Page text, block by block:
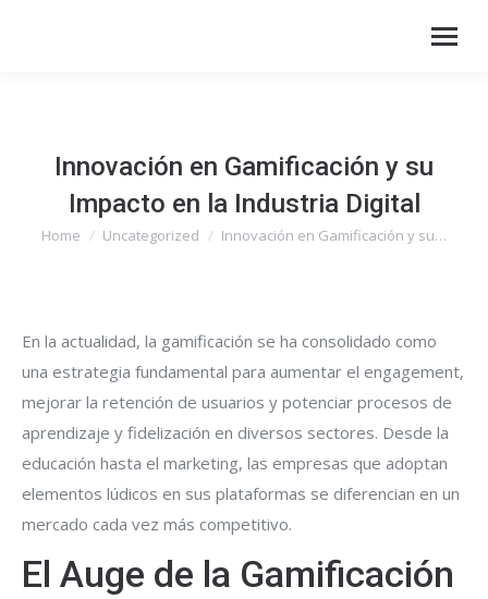
Innovación en Gamificación y su
Impacto en la Industria Digital
You are here:
Home Uncategorized Innovación en Gamificación y su…
En la actualidad, la gamificación se ha consolidado como
una estrategia fundamental para aumentar el engagement,
mejorar la retención de usuarios y potenciar procesos de
aprendizaje y fidelización en diversos sectores. Desde la
educación hasta el marketing, las empresas que adoptan
elementos lúdicos en sus plataformas se diferencian en un
mercado cada vez más competitivo.
El Auge de la Gamificación